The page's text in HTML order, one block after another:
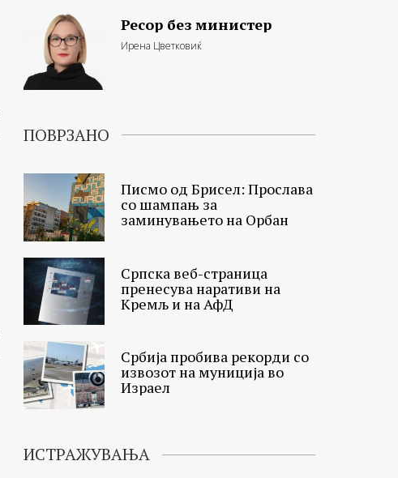
Ресор без министер
Ирена Цветковиќ
ПОВРЗАНО
Писмо од Брисел: Прослава
со шампањ за
заминувањето на Орбан
Српска веб-страница
пренесува наративи на
Кремљ и на АфД
Србија пробива рекорди со
извозот на муниција во
Израел
ИСТРАЖУВАЊА